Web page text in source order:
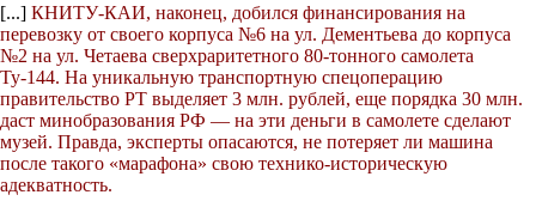
[...] КНИТУ-КАИ, наконец, добился финансирования на
перевозку от своего корпуса №6 на ул. Дементьева до корпуса
№2 на ул. Четаева сверхраритетного 80-тонного самолета
Ту-144. На уникальную транспортную спецоперацию
правительство РТ выделяет 3 млн. рублей, еще порядка 30 млн.
даст минобразования РФ — на эти деньги в самолете сделают
музей. Правда, эксперты опасаются, не потеряет ли машина
после такого «марафона» свою технико-историческую
адекватность.